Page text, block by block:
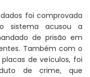
foi comprovada
sistema acusou a
de prisão em
Também com o
de veículos, foi
de crime, que